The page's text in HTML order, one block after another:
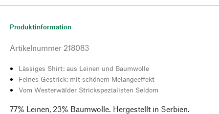
Produktinformation
Artikelnummer 218083
Lässiges Shirt: aus Leinen und Baumwolle
Feines Gestrick: mit schönem Melangeeffekt
Vom Westerwälder Strickspezialisten Seldom
77% Leinen, 23% Baumwolle. Hergestellt in Serbien.